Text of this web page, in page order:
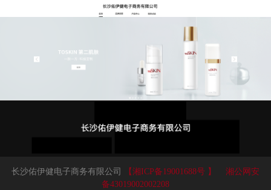
长沙佑伊健电子商务有限公司 【湘ICP备19001688号 】
湘公网安
备43019002002208